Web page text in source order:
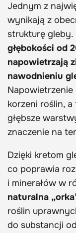
Jednym z
wynikają z
strukturę gleby.
głębokości od
napowietrzają
nawodnieniu
korzeni roślin,
głębsze
znaczenie na
Dzięki kretom
co poprawia
i minerałów w
naturalna
roślin
do substancji